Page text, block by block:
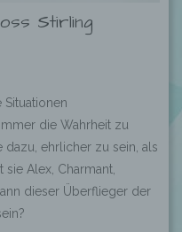
Stirling
die Wahrheit zu
ehrlicher zu sein, als
Alex, Charmant,
dieser Überflieger der